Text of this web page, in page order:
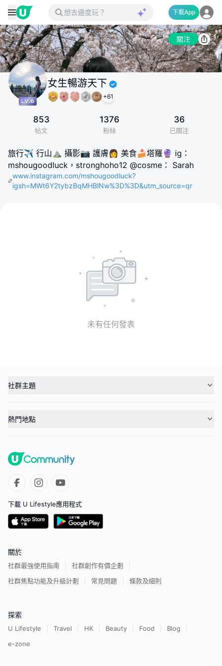
下載App
關注
女生暢游天下
+61
853
帖文
1376
粉絲
36
已關注
旅行✈️ 行山⛰️ 攝影📷 護膚👩 美食🍰塔羅🔮 ig：
mshougoodluck，stronghoho12 @cosme： Sarah
www.instagram.com/mshougoodluck?
igsh=MWt6Y2tybzBqMHBlNw%3D%3D&utm_source=qr
未有任何發表
社群主題
熱門地點
下載 U Lifestyle應用程式
關於
社群最強使用指南
社群創作有價企劃
社群焦點功能及升級計劃
常見問題 條款及細則
探索
U Lifestyle Travel HK Beauty Food
Blog
e-zone